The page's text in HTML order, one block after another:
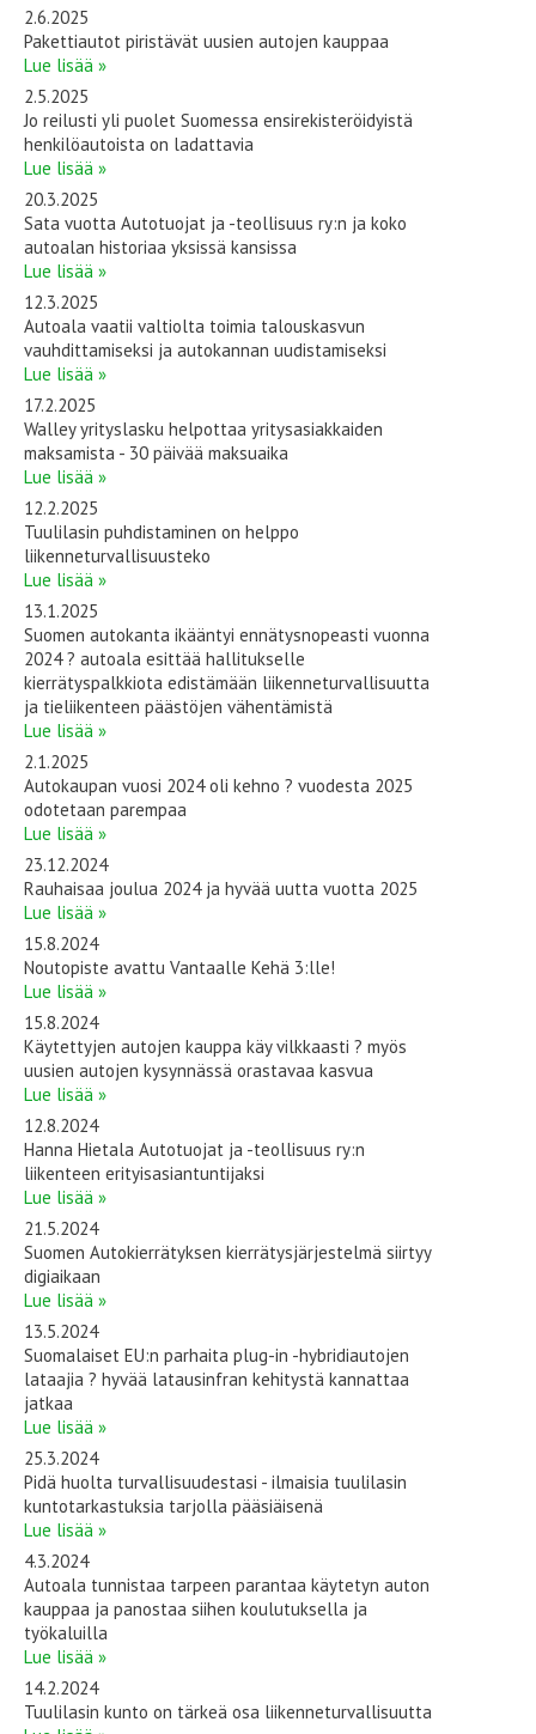
2.6.2025
Pakettiautot piristävät uusien autojen kauppaa
Lue lisää »
2.5.2025
Jo reilusti yli puolet Suomessa ensirekisteröidyistä
henkilöautoista on ladattavia
Lue lisää »
20.3.2025
Sata vuotta Autotuojat ja -teollisuus ry:n ja koko
autoalan historiaa yksissä kansissa
Lue lisää »
12.3.2025
Autoala vaatii valtiolta toimia talouskasvun
vauhdittamiseksi ja autokannan uudistamiseksi
Lue lisää »
17.2.2025
Walley yrityslasku helpottaa yritysasiakkaiden
maksamista - 30 päivää maksuaika
Lue lisää »
12.2.2025
Tuulilasin puhdistaminen on helppo
liikenneturvallisuusteko
Lue lisää »
13.1.2025
Suomen autokanta ikääntyi ennätysnopeasti vuonna
2024 ? autoala esittää hallitukselle
kierrätyspalkkiota edistämään liikenneturvallisuutta
ja tieliikenteen päästöjen vähentämistä
Lue lisää »
2.1.2025
Autokaupan vuosi 2024 oli kehno ? vuodesta 2025
odotetaan parempaa
Lue lisää »
23.12.2024
Rauhaisaa joulua 2024 ja hyvää uutta vuotta 2025
Lue lisää »
15.8.2024
Noutopiste avattu Vantaalle Kehä 3:lle!
Lue lisää »
15.8.2024
Käytettyjen autojen kauppa käy vilkkaasti ? myös
uusien autojen kysynnässä orastavaa kasvua
Lue lisää »
12.8.2024
Hanna Hietala Autotuojat ja -teollisuus ry:n
liikenteen erityisasiantuntijaksi
Lue lisää »
21.5.2024
Suomen Autokierrätyksen kierrätysjärjestelmä siirtyy
digiaikaan
Lue lisää »
13.5.2024
Suomalaiset EU:n parhaita plug-in -hybridiautojen
lataajia ? hyvää latausinfran kehitystä kannattaa
jatkaa
Lue lisää »
25.3.2024
Pidä huolta turvallisuudestasi - ilmaisia tuulilasin
kuntotarkastuksia tarjolla pääsiäisenä
Lue lisää »
4.3.2024
Autoala tunnistaa tarpeen parantaa käytetyn auton
kauppaa ja panostaa siihen koulutuksella ja
työkaluilla
Lue lisää »
14.2.2024
Tuulilasin kunto on tärkeä osa liikenneturvallisuutta